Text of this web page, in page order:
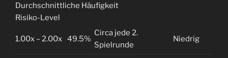
Durchschnittliche Häufigkeit
Risiko-Level
1.00x – 2.00x 49.5%
Circa jede 2.
Spielrunde
Niedrig